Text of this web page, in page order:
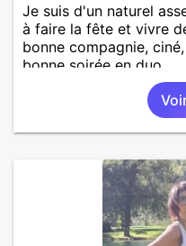
Je suis d'un naturel
à faire la fête et vivre
bonne compagnie,
bonne soirée en duo.